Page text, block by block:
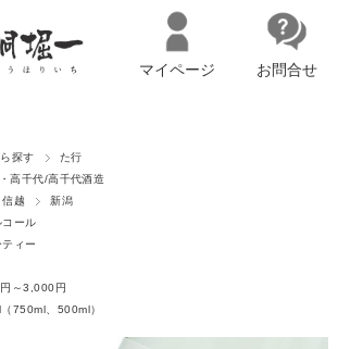
マイページ お問合せ
探す
た行
高千代/高千代酒造
信越
新潟
コール
ティー
～3,000円
750ml、500ml）